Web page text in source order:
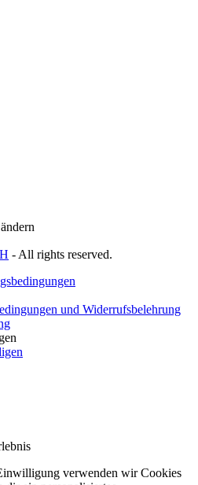
- All rights reserved.
und Widerrufsbelehrung
verwenden wir Cookies